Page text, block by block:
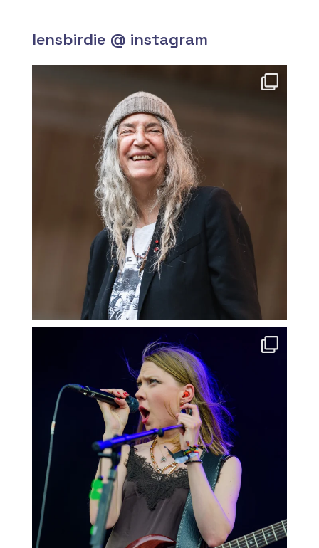
lensbirdie @ instagram